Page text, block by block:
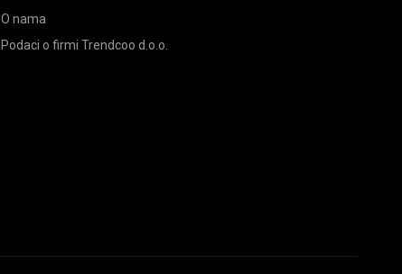
O nama
Podaci o firmi Trendcoo d.o.o.